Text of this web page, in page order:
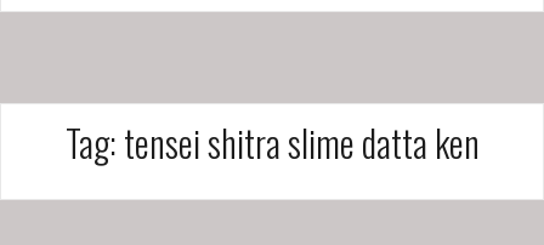
Tag:tensei shitra slime datta ken